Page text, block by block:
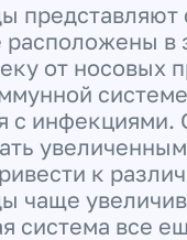
в
от носовых
с инфекциями.
к
чаще
система все